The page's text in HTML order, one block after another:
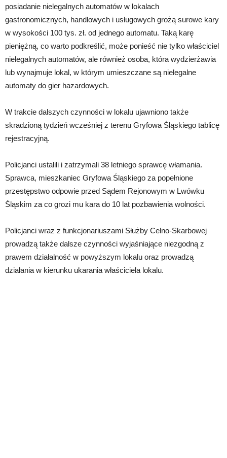
posiadanie nielegalnych automatów w lokalach
gastronomicznych, handlowych i usługowych grożą surowe kary
w wysokości 100 tys. zł. od jednego automatu. Taką karę
pieniężną, co warto podkreślić, może ponieść nie tylko właściciel
nielegalnych automatów, ale również osoba, która wydzierżawia
lub wynajmuje lokal, w którym umieszczane są nielegalne
automaty do gier hazardowych.
W trakcie dalszych czynności w lokalu ujawniono także
skradzioną tydzień wcześniej z terenu Gryfowa Śląskiego tablicę
rejestracyjną.
Policjanci ustalili i zatrzymali 38 letniego sprawcę włamania.
Sprawca, mieszkaniec Gryfowa Śląskiego za popełnione
przestępstwo odpowie przed Sądem Rejonowym w Lwówku
Śląskim za co grozi mu kara do 10 lat pozbawienia wolności.
Policjanci wraz z funkcjonariuszami Służby Celno-Skarbowej
prowadzą także dalsze czynności wyjaśniające niezgodną z
prawem działalność w powyższym lokalu oraz prowadzą
działania w kierunku ukarania właściciela lokalu.